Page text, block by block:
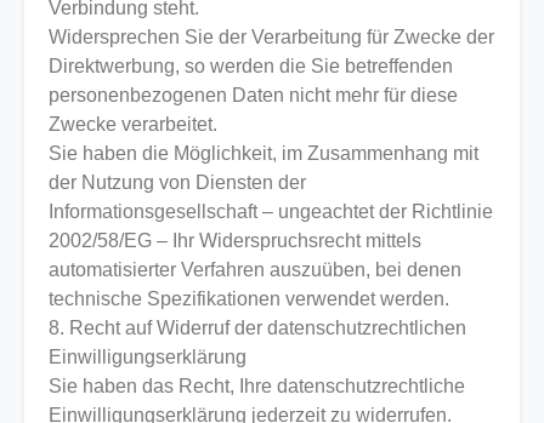
Verbindung steht.
Widersprechen Sie der Verarbeitung für Zwecke der
Direktwerbung, so werden die Sie betreffenden
personenbezogenen Daten nicht mehr für diese
Zwecke verarbeitet.
Sie haben die Möglichkeit, im Zusammenhang mit
der Nutzung von Diensten der
Informationsgesellschaft – ungeachtet der Richtlinie
2002/58/EG – Ihr Widerspruchsrecht mittels
automatisierter Verfahren auszuüben, bei denen
technische Spezifikationen verwendet werden.
8. Recht auf Widerruf der datenschutzrechtlichen
Einwilligungserklärung
Sie haben das Recht, Ihre datenschutzrechtliche
Einwilligungserklärung jederzeit zu widerrufen.